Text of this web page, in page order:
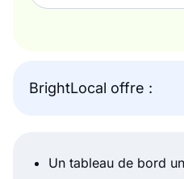
BrightLocal offre :
Un tableau de bord